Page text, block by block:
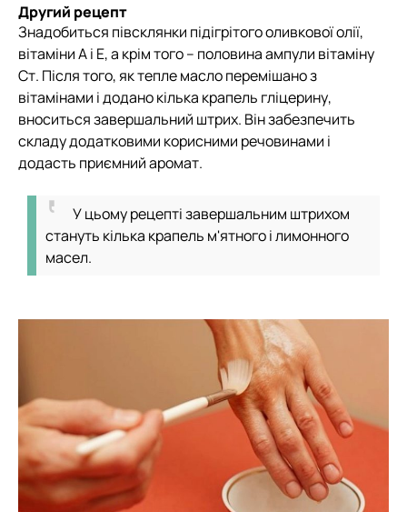
Другий рецепт
Знадобиться півсклянки підігрітого оливкової олії,
вітаміни А і Е, а крім того – половина ампули вітаміну
Ст. Після того, як тепле масло перемішано з
вітамінами і додано кілька крапель гліцерину,
вноситься завершальний штрих. Він забезпечить
складу додатковими корисними речовинами і
додасть приємний аромат.
У цьому рецепті завершальним штрихом
стануть кілька крапель м'ятного і лимонного
масел.